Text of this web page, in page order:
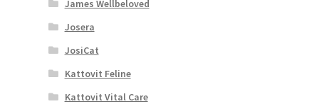
James Wellbeloved
Josera
JosiCat
Kattovit Feline
Kattovit Vital Care